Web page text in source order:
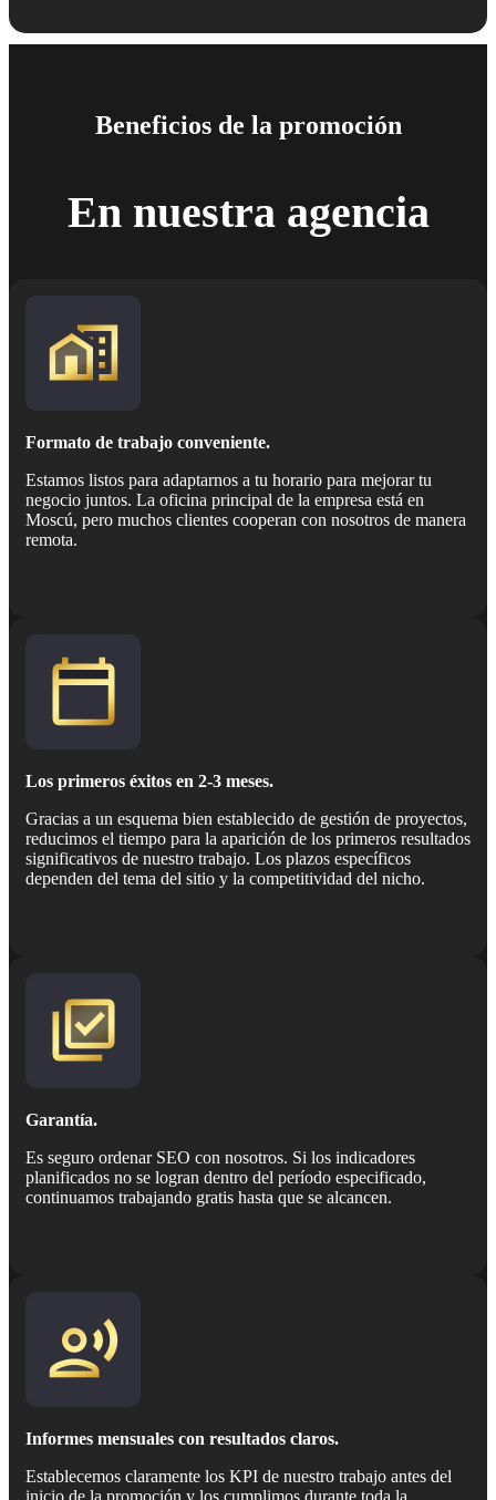
Beneficios de la promoción
En nuestra agencia
Formato de trabajo conveniente.
Estamos listos para adaptarnos a tu horario para mejorar tu
negocio juntos. La oficina principal de la empresa está en
Moscú, pero muchos clientes cooperan con nosotros de manera
remota.
Los primeros éxitos en 2-3 meses.
Gracias a un esquema bien establecido de gestión de proyectos,
reducimos el tiempo para la aparición de los primeros resultados
significativos de nuestro trabajo. Los plazos específicos
dependen del tema del sitio y la competitividad del nicho.
Garantía.
Es seguro ordenar SEO con nosotros. Si los indicadores
planificados no se logran dentro del período especificado,
continuamos trabajando gratis hasta que se alcancen.
Informes mensuales con resultados claros.
Establecemos claramente los KPI de nuestro trabajo antes del
inicio de la promoción y los cumplimos durante toda la